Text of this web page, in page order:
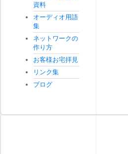
資料
オーディオ用語
集
ネットワークの
作り方
お客様お宅拝見
リンク集
ブログ